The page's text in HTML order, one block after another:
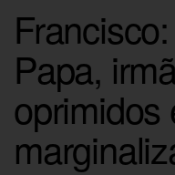
Papa,
oprimidos